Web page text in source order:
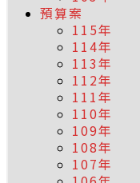
預算案
115年
114年
113年
112年
111年
110年
109年
108年
107年